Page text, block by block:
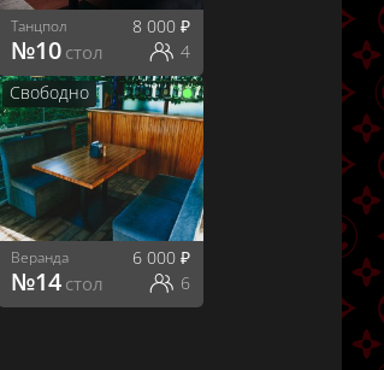
Свободно
Веранда 6 000 ₽
№14 стол 6
Танцпол 8 000 ₽
№10 стол
4